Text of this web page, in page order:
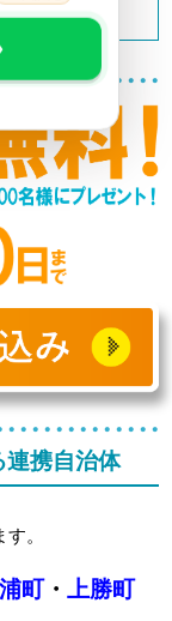
連携自治体
。
町・ 上勝町